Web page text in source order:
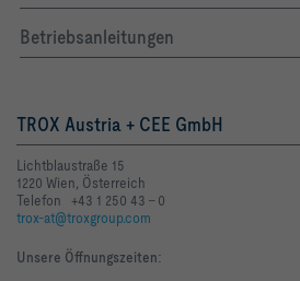
Betriebsanleitungen
TROX Austria + CEE GmbH
Lichtblaustraße 15
1220 Wien, Österreich
Telefon +43 1 250 43 - 0
trox-at@troxgroup.com
Unsere Öffnungszeiten: